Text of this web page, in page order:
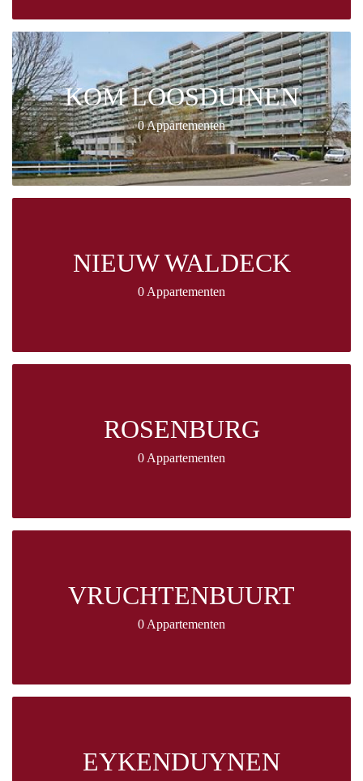
KOM LOOSDUINEN
0 Appartementen
NIEUW WALDECK
0 Appartementen
ROSENBURG
0 Appartementen
VRUCHTENBUURT
0 Appartementen
EYKENDUYNEN